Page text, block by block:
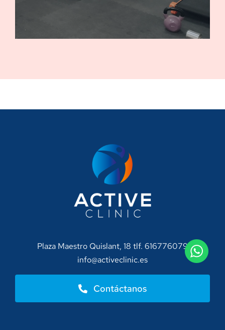
Plaza Maestro Quislant, 18 tlf. 616776079
info@activeclinic.es
Contáctanos